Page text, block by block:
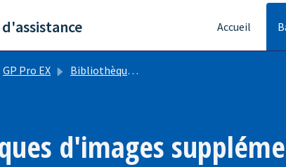
Accueil
GP Pro EX Bibliothèque - Images
d'images